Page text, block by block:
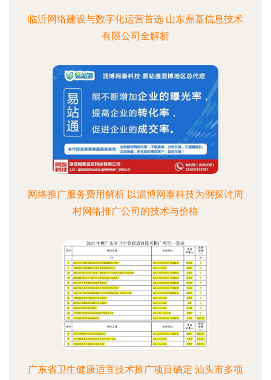
临沂网络建设与数字化运营首选 山东鼎基信息技术
有限公司全解析
网络推广服务费用解析 以淄博网泰科技为例探讨周
村网络推广公司的技术与价格
广东省卫生健康适宜技术推广项目确定 汕头市多项